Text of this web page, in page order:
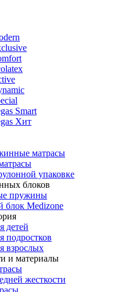
Smart
Хит
матрасы
упаковке
блоков
пружины
блок Medizone
детей
подростков
взрослых
и материалы
жесткости